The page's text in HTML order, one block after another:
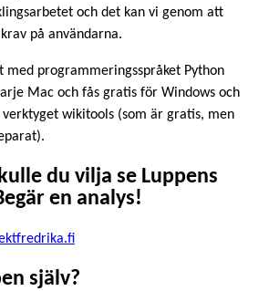
och det kan vi genom att
på användarna.
med programmeringsspråket Python
Mac och fås gratis för Windows och
wikitools (som är gratis, men
du vilja se Luppens
en analys!
själv?